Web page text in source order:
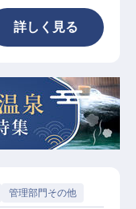
詳しく見る
管理部門その他